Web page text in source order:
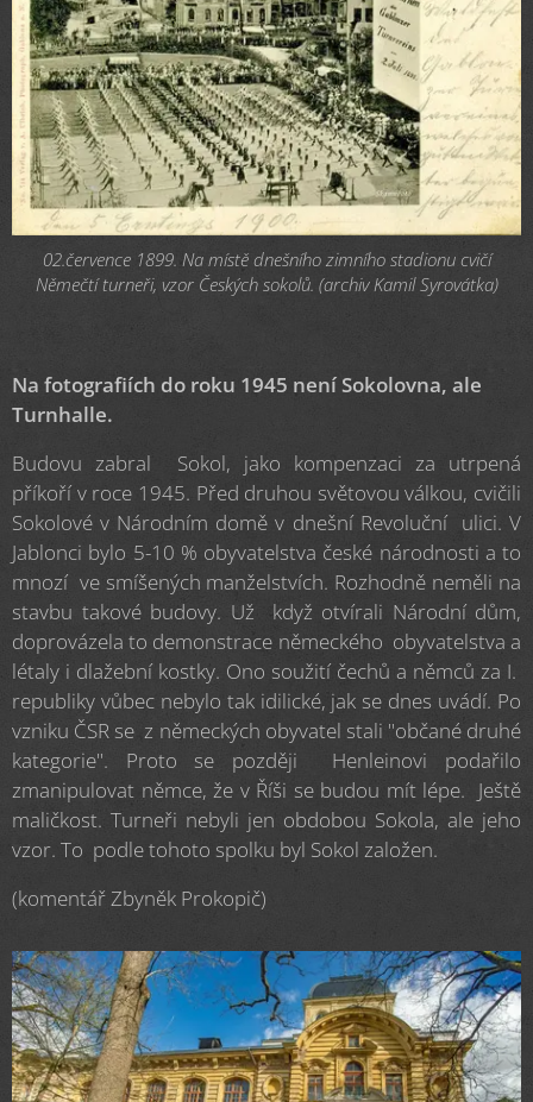
02.července 1899. Na místě dnešního zimního stadionu cvičí
Němečtí turneři, vzor Českých sokolů. (archiv Kamil Syrovátka)
Na fotografiích do roku 1945 není Sokolovna, ale
Turnhalle.
Budovu zabral Sokol, jako kompenzaci za utrpená
příkoří v roce 1945. Před druhou světovou válkou, cvičili
Sokolové v Národním domě v dnešní Revoluční ulici. V
Jablonci bylo 5-10 % obyvatelstva české národnosti a to
mnozí ve smíšených manželstvích. Rozhodně neměli na
stavbu takové budovy. Už když otvírali Národní dům,
doprovázela to demonstrace německého obyvatelstva a
létaly i dlažební kostky. Ono soužití čechů a němců za I.
republiky vůbec nebylo tak idilické, jak se dnes uvádí. Po
vzniku ČSR se z německých obyvatel stali "občané druhé
kategorie". Proto se později Henleinovi podařilo
zmanipulovat němce, že v Říši se budou mít lépe. Ještě
maličkost. Turneři nebyli jen obdobou Sokola, ale jeho
vzor. To podle tohoto spolku byl Sokol založen.
(komentář Zbyněk Prokopič)